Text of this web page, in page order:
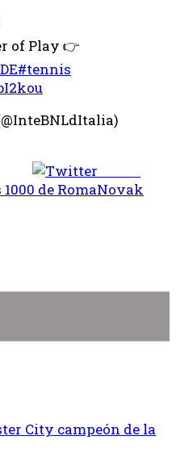
of Play 👉
#tennis
de RomaNovak
City campeón de la